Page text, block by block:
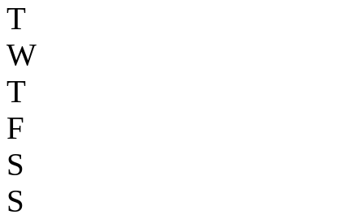
T
W
T
F
S
S